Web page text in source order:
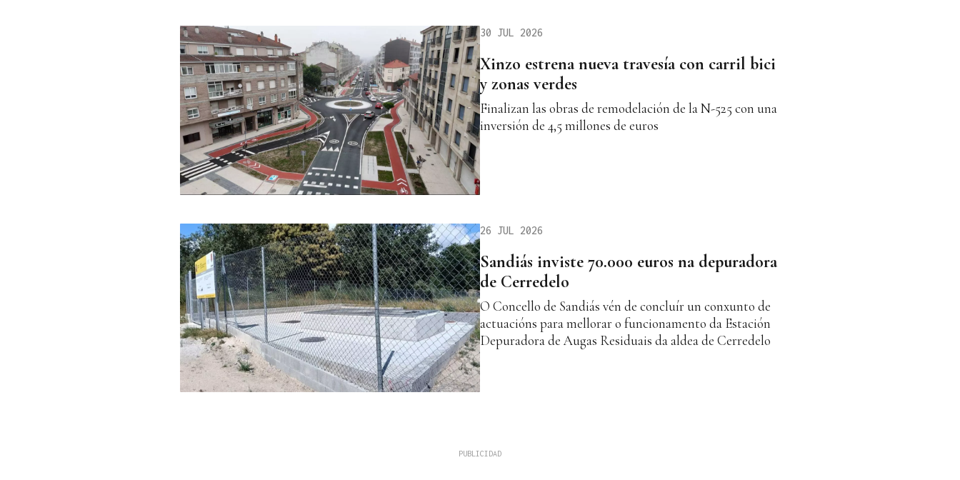
30 JUL 2026
Xinzo estrena nueva travesía con carril bici
y zonas verdes
Finalizan las obras de remodelación de la N-525 con una
inversión de 4,5 millones de euros
26 JUL 2026
Sandiás inviste 70.000 euros na depuradora
de Cerredelo
O Concello de Sandiás vén de concluír un conxunto de
actuacións para mellorar o funcionamento da Estación
Depuradora de Augas Residuais da aldea de Cerredelo